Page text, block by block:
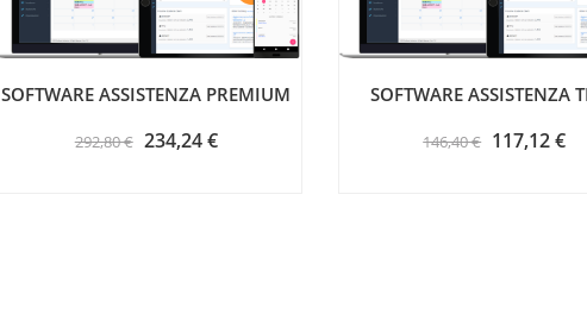
SOFTWARE ASSISTENZA PREMIUM
292,80 € 234,24 €
SOFTWARE ASSISTENZA
146,40 € 117,12 €